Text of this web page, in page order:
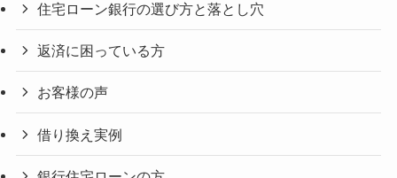
住宅ローン銀行の選び方と落とし穴
返済に困っている方
お客様の声
借り換え実例